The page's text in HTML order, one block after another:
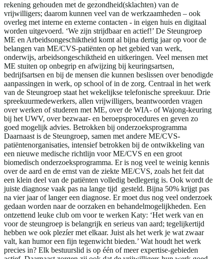
rekening gehouden met de gezondheid(sklachten) van de
vrijwilligers; daarom kunnen veel van de werkzaamheden – ook
overleg met interne en externe contacten - in eigen huis en digitaal
worden uitgevoerd. ‘We zijn strijdbaar en actief!’ De Steungroep
ME en Arbeidsongeschiktheid komt al bijna dertig jaar op voor de
belangen van ME/CVS-patiënten op het gebied van werk,
onderwijs, arbeidsongeschiktheid en uitkeringen. Veel mensen met
ME stuiten op onbegrip en afwijzing bij keuringsartsen,
bedrijfsartsen en bij de mensen die kunnen beslissen over benodigde
aanpassingen in werk, op school of in de zorg. Centraal in het werk
van de Steungroep staat het wekelijkse telefonische spreekuur. Drie
spreekuurmedewerkers, allen vrijwilligers, beantwoorden vragen
over werken of studeren met ME, over de WIA- of Wajong-keuring
bij het UWV, over bezwaar- en beroepsprocedures en geven zo
goed mogelijk advies. Betrokken bij onderzoeksprogramma
Daarnaast is de Steungroep, samen met andere ME/CVS-
patiëntenorganisaties, intensief betrokken bij de ontwikkeling van
een nieuwe medische richtlijn voor ME/CVS en een groot
biomedisch onderzoeksprogramma. Er is nog veel te weinig kennis
over de aard en de ernst van de ziekte ME/CVS, zoals het feit dat
een klein deel van de patiënten volledig bedlegerig is. Ook wordt de
juiste diagnose vaak pas na lange tijd gesteld. Bijna 50% krijgt pas
na vier jaar of langer een diagnose. Er moet dus nog veel onderzoek
gedaan worden naar de oorzaken en behandelmogelijkheden. Een
ontzettend leuke club om voor te werken Katy: ‘Het werk van en
voor de steungroep is belangrijk en serieus van aard; tegelijkertijd
hebben we ook plezíer met elkaar. Juist als het werk je wat zwaar
valt, kan humor een fijn tegenwicht bieden.’ Wat houdt het werk
precies in? Elk bestuurslid is op één of meer expertise-gebieden